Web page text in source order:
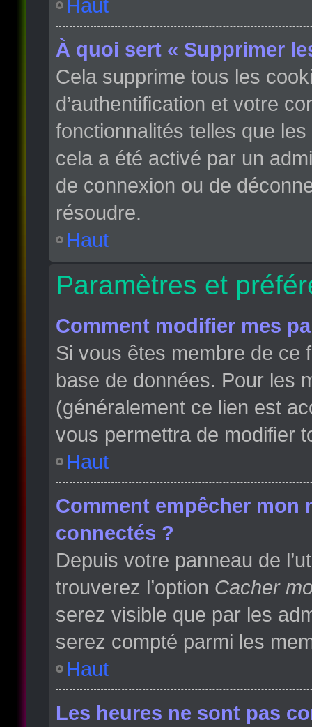
Haut
À quoi sert « Supprimer
Cela supprime tous les
d’authentification et votre
fonctionnalités telles que
cela a été activé par un
de connexion ou de
résoudre.
Haut
Paramètres et
Comment modifier mes
Si vous êtes membre de ce
base de données. Pour les
(généralement ce lien est
vous permettra de modifier
Haut
Comment empêcher mon
connectés ?
Depuis votre panneau de
trouverez l’option Cacher
serez visible que par les
serez compté parmi les
Haut
Les heures ne sont pas